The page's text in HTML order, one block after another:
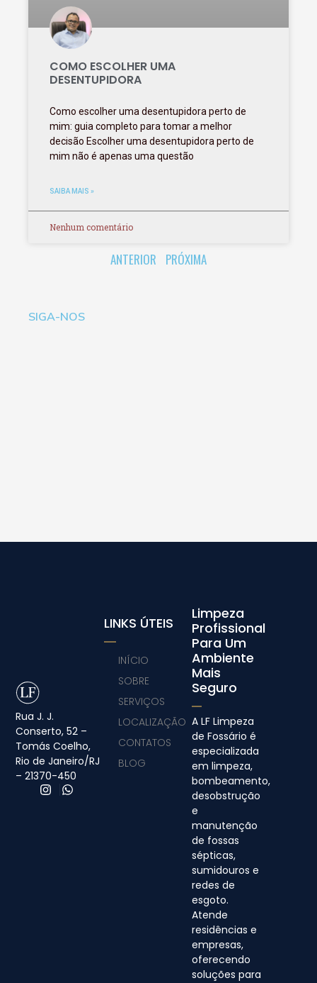
COMO ESCOLHER UMA
DESENTUPIDORA
Como escolher uma desentupidora perto de
mim: guia completo para tomar a melhor
decisão Escolher uma desentupidora perto de
mim não é apenas uma questão
SAIBA MAIS »
Nenhum comentário
ANTERIOR PRÓXIMA
SIGA-NOS
Rua J. J.
Conserto, 52 –
Tomás Coelho,
Rio de Janeiro/RJ
– 21370-450
Limpeza
Profissional
Para Um
Ambiente
Mais
Seguro
A LF Limpeza
de Fossário é
especializada
em limpeza,
bombeamento,
desobstrução
e
manutenção
de fossas
sépticas,
sumidouros e
redes de
esgoto.
Atende
residências e
empresas,
oferecendo
soluções para
LINKS ÚTEIS
INÍCIO
SOBRE
SERVIÇOS
LOCALIZAÇÃO
CONTATOS
BLOG